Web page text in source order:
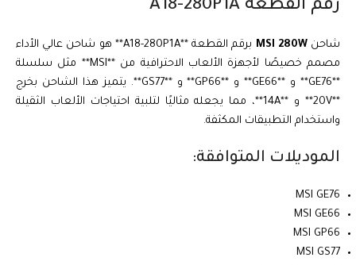
رقم القطعة A18-280P1A
شاحنMSI 280W
برقم القطعة **A18-280P1A** هو شاحن عالي الأداء
مصمم خصيصًا لأجهزة الألعاب الاحترافية من **MSI** مثل سلسلة
**GE76** و **GE66** و **GP66** و **GS77**. يتميز هذا الشاحن بخرج
**20V** و **14A**، مما يجعله مثاليًا لتلبية احتياجات الألعاب الثقيلة
واستخدام التطبيقات المكثفة.
الموديلات المتوافقة:
MSI GE76
MSI GE66
MSI GP66
MSI GS77